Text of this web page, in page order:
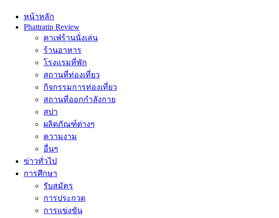
หน้าหลัก
Phattratip Review
คาเฟ่ร้านนั่งเล่น
ร้านอาหาร
โรงแรมที่พัก
สถานที่ท่องเที่ยว
กิจกรรมการท่องเที่ยว
สถานที่ออกกำลังกาย
สปา
ผลิตภัณฑ์ต่างๆ
ความงาม
อื่นๆ
ข่าวทั่วไป
การศึกษา
รับสมัคร
การประกวด
การแข่งขัน